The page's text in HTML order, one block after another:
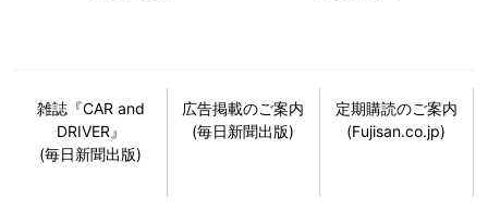
雑誌『CAR and
DRIVER』
(毎日新聞出版)
広告掲載のご案内
(毎日新聞出版)
定期購読のご案内
(Fujisan.co.jp)